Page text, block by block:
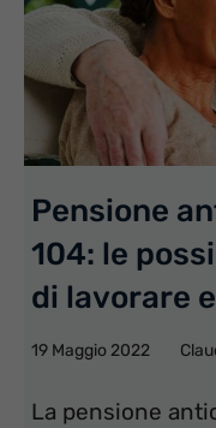
Pensione
104: le
di lavorare
19 Maggio 2022
La pensione